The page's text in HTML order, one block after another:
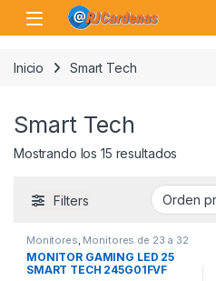
Skip to navigation
Skip to content
Open
Inicio Smart Tech
Smart Tech
Mostrando los 15 resultados
Filters
Monitores, Monitores de 23 a 32
pulgadas,Periféricos
MONITOR GAMING LED 25
SMART TECH 245G01FVF